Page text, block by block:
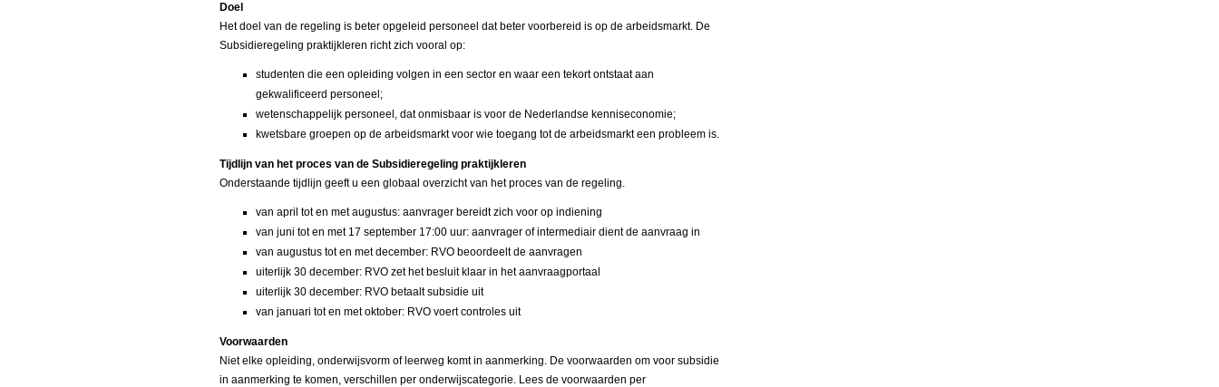
Doel
Het doel van de regeling is beter opgeleid personeel dat beter voorbereid is op de arbeidsmarkt. De
Subsidieregeling praktijkleren richt zich vooral op:
studenten die een opleiding volgen in een sector en waar een tekort ontstaat aan
gekwalificeerd personeel;
wetenschappelijk personeel, dat onmisbaar is voor de Nederlandse kenniseconomie;
kwetsbare groepen op de arbeidsmarkt voor wie toegang tot de arbeidsmarkt een probleem is.
Tijdlijn van het proces van de Subsidieregeling praktijkleren
Onderstaande tijdlijn geeft u een globaal overzicht van het proces van de regeling.
van april tot en met augustus: aanvrager bereidt zich voor op indiening
van juni tot en met 17 september 17:00 uur: aanvrager of intermediair dient de aanvraag in
van augustus tot en met december: RVO beoordeelt de aanvragen
uiterlijk 30 december: RVO zet het besluit klaar in het aanvraagportaal
uiterlijk 30 december: RVO betaalt subsidie uit
van januari tot en met oktober: RVO voert controles uit
Voorwaarden
Niet elke opleiding, onderwijsvorm of leerweg komt in aanmerking. De voorwaarden om voor subsidie
in aanmerking te komen, verschillen per onderwijscategorie. Lees de voorwaarden per